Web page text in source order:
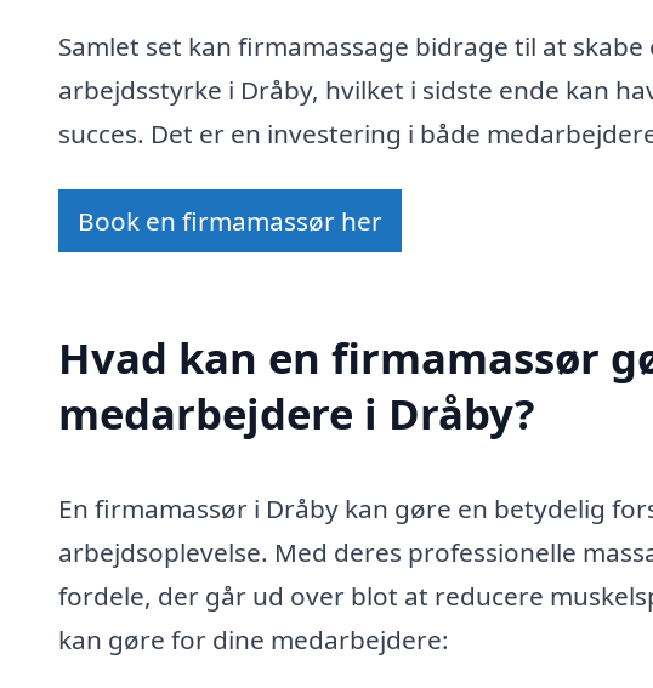
Samlet set kan firmamassage bidrage til at
arbejdsstyrke i Dråby, hvilket i sidste ende kan
succes. Det er en investering i både
Book en firmamassør her
Hvad kan en firmamassør
medarbejdere i Dråby?
En firmamassør i Dråby kan gøre en betydelig
arbejdsoplevelse. Med deres professionelle
fordele, der går ud over blot at reducere
kan gøre for dine medarbejdere: